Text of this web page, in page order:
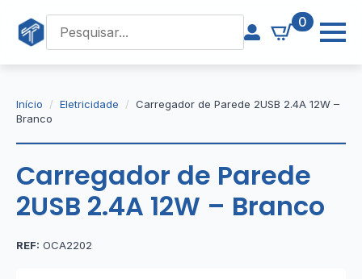
0
Início Eletricidade
Carregador de Parede 2USB 2.4A 12W –
Branco
Carregador de Parede
2USB 2.4A 12W – Branco
REF: OCA2202